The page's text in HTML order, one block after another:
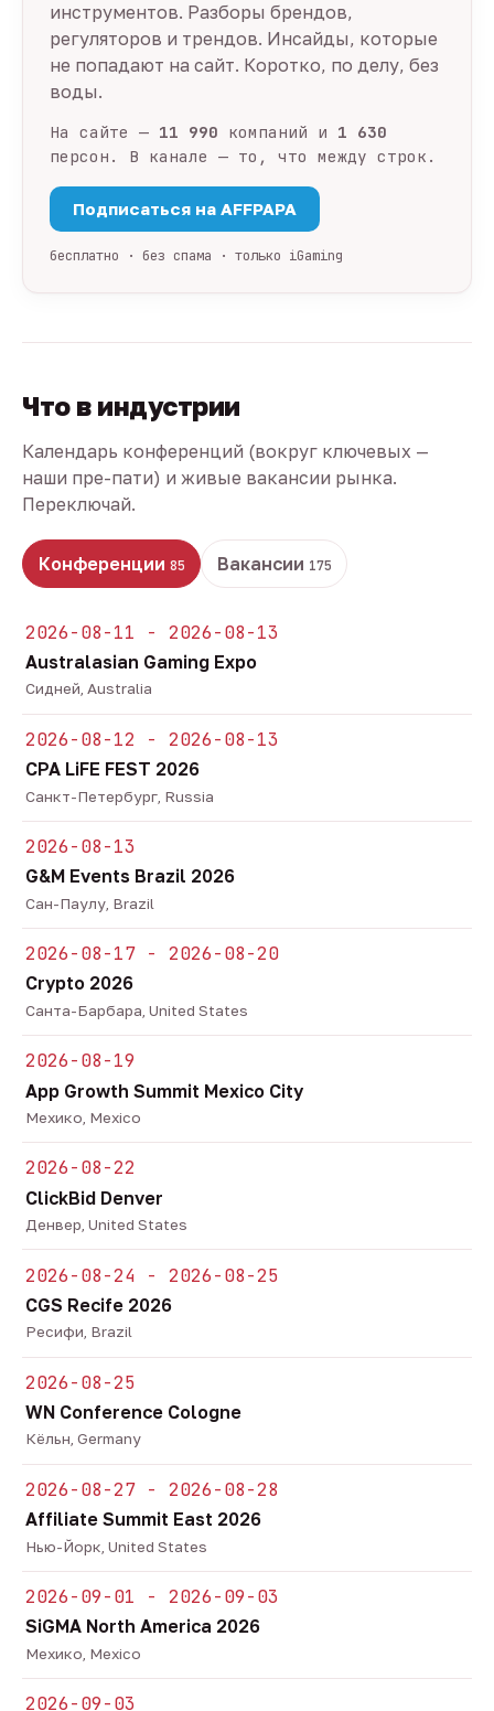
инструментов. Разборы брендов,
регуляторов и трендов. Инсайды, которые
не попадают на сайт. Коротко, по делу, без
воды.
На сайте — 11 990 компаний и 1 630
персон. В канале — то, что между строк.
Подписаться на AFFPAPA
бесплатно · без спама · только iGaming
Что в индустрии
Календарь конференций (вокруг ключевых —
наши пре-пати) и живые вакансии рынка.
Переключай.
Конференции 85 Вакансии 175
2026-08-11 - 2026-08-13
Australasian Gaming Expo
Сидней, Australia
2026-08-12 - 2026-08-13
CPA LiFE FEST 2026
Санкт-Петербург, Russia
2026-08-13
G&M Events Brazil 2026
Сан-Паулу, Brazil
2026-08-17 - 2026-08-20
Crypto 2026
Санта-Барбара, United States
2026-08-19
App Growth Summit Mexico City
Мехико, Mexico
2026-08-22
ClickBid Denver
Денвер, United States
2026-08-24 - 2026-08-25
CGS Recife 2026
Ресифи, Brazil
2026-08-25
WN Conference Cologne
Кёльн, Germany
2026-08-27 - 2026-08-28
Affiliate Summit East 2026
Нью-Йорк, United States
2026-09-01 - 2026-09-03
SiGMA North America 2026
Мехико, Mexico
2026-09-03